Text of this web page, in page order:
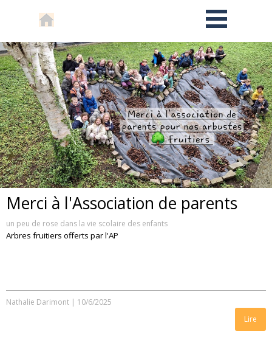
Merci à l'Association de parents
un peu de rose dans la vie scolaire des enfants
Arbres fruitiers offerts par l'AP
Nathalie Darimont | 10/6/2025
Lire